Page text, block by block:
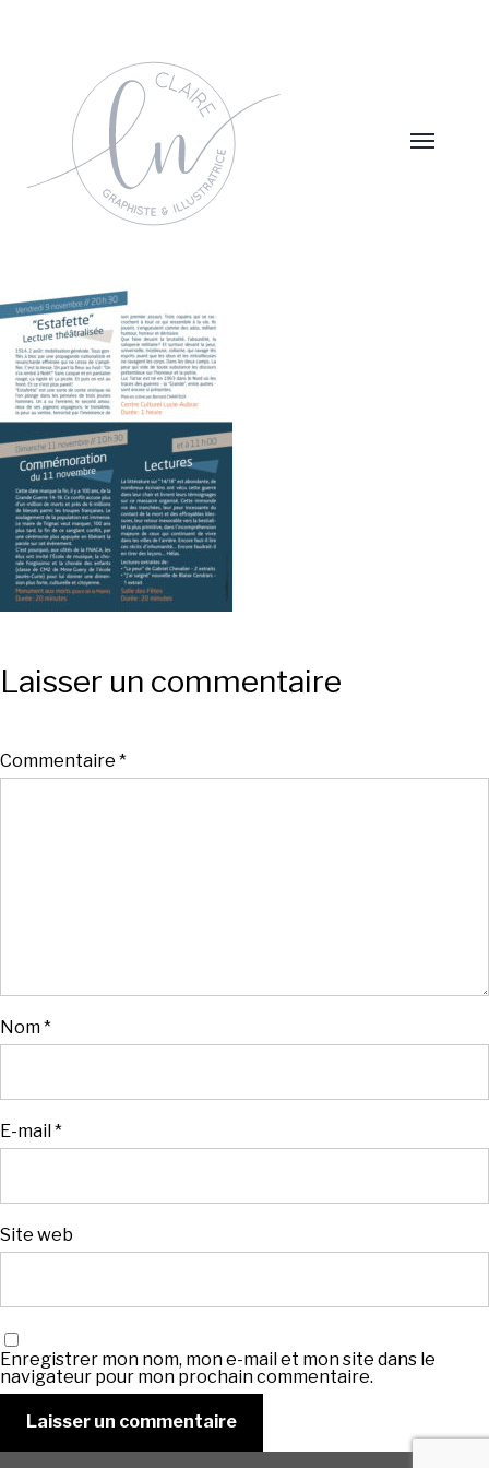
Laisser un commentaire
Commentaire *
Nom*
E-mail*
Site web
Enregistrer mon nom, mon e-mail et mon site dans le
navigateur pour mon prochain commentaire.